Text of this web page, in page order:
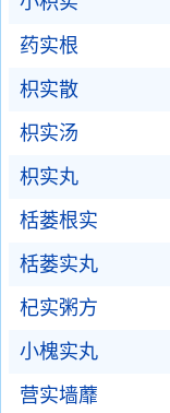
药实根
枳实散
枳实汤
枳实丸
栝蒌根实
栝蒌实丸
杞实粥方
小槐实丸
营实墙蘼